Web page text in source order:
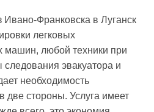
Ивано-Франковска в Луганск
легковых
машин, любой техники при
эвакуатора и
необходимость
две стороны. Услуга имеет